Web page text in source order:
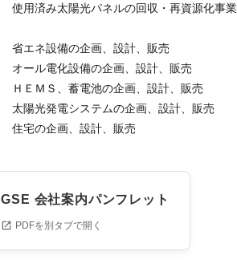
使用済み太陽光パネルの回収・再資源化事業
省エネ設備の企画、設計、販売
オール電化設備の企画、設計、販売
ＨＥＭＳ、蓄電池の企画、設計、販売
太陽光発電システムの企画、設計、販売
住宅の企画、設計、販売
GSE 会社案内パンフレット
PDFを別タブで開く